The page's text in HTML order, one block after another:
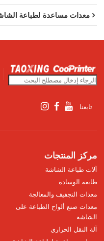
معدات مساعدة لطباعة
تابعنا
مركز المنتجات
آلات طباعة الشاشة
طابعة الوسادة
معدات التجفيف والمعالجة
معدات صنع ألواح الطباعة على
الشاشة
آلة النقل الحراري